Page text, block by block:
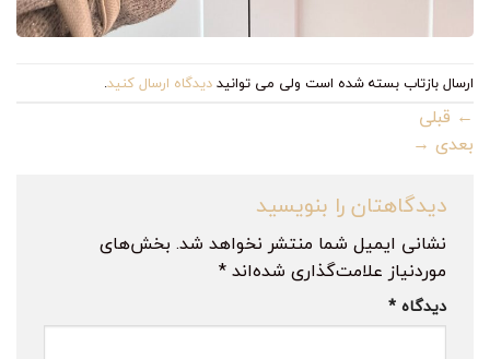
ارسال بازتاب بسته شده است ولی می توانیددیدگاه ارسال کنید.
← قبلی
بعدی →
دیدگاهتان را بنویسید
نشانی ایمیل شما منتشر نخواهد شد. بخش‌های
موردنیاز علامت‌گذاری شده‌اند*
دیدگاه *